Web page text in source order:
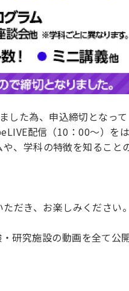
した為、申込締切となって
配信（10：00〜）をは
、学科の特徴を知ること
だき、お楽しみください。
研究施設の動画を全て公